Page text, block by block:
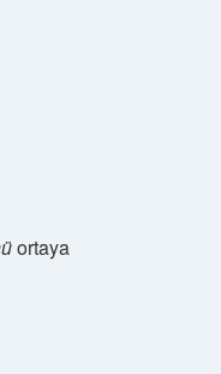
ortaya